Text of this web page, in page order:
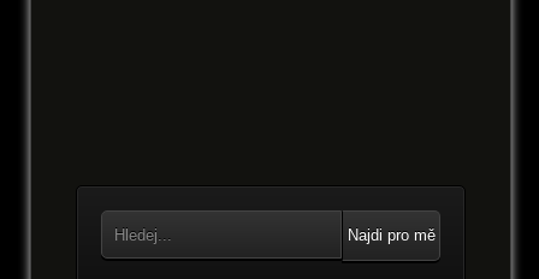
Najdi pro mě